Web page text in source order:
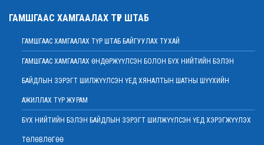
МЭДЭГДЭЛ
2022 оны 01 сарын 20
Ерөнхий шүүгч Д.Ганзориг Европын Холбооноос Монгол Улсад суугаа
Элчин сайдтай хамтын ажиллагааны талаар санал солилцов
2022 оны 01 сарын 19
Үндсэн хуулийн цэцийн гишүүнд нэр дэвшигчийн материал хүлээн авах
2022 оны 01 сарын 19
ГАМШГААС ХАМГААЛАХ ТҮР ШТАБ
ГАМШГААС ХАМГААЛАХ ТҮР ШТАБ БАЙГУУЛАХ ТУХАЙ
ГАМШГААС ХАМГААЛАХ ӨНДӨРЖҮҮЛСЭН БОЛОН БҮХ НИЙТИЙН БЭЛЭН
БАЙДЛЫН ЗЭРЭГТ ШИЛЖҮҮЛСЭН ҮЕД ХЯНАЛТЫН ШАТНЫ ШҮҮХИЙН
АЖИЛЛАХ ТҮР ЖУРАМ
БҮХ НИЙТИЙН БЭЛЭН БАЙДЛЫН ЗЭРЭГТ ШИЛЖҮҮЛСЭН ҮЕД ХЭРЭГЖҮҮЛЭХ
ТӨЛӨВЛӨГӨӨ